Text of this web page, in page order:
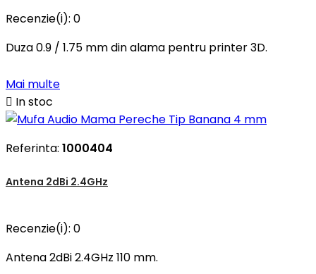
Recenzie(i): 0
Duza 0.9 / 1.75 mm din alama pentru printer 3D.
Mai multe
 In stoc
Referinta: 1000404
Antena 2dBi 2.4GHz
Recenzie(i): 0
Antena 2dBi 2.4GHz 110 mm.